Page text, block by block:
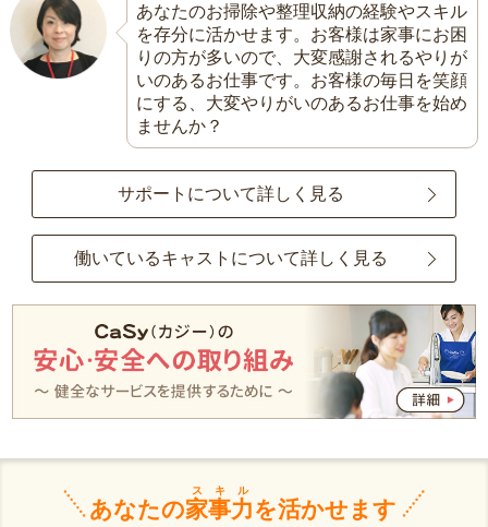
あなたのお掃除や整理収納の経験やスキル
を存分に活かせます。お客様は家事にお困
りの方が多いので、大変感謝されるやりが
いのあるお仕事です。お客様の毎日を笑顔
にする、大変やりがいのあるお仕事を始め
ませんか？
サポートについて詳しく見る
働いているキャストについて詳しく見る
あなたの家事力
スキル
を活かせます